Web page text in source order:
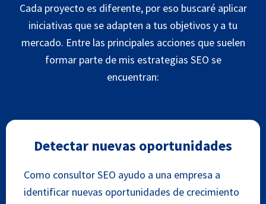
Cada proyecto es diferente, por eso buscaré aplicar
iniciativas que se adapten a tus objetivos y a tu
mercado. Entre las principales acciones que suelen
formar parte de mis estrategias SEO se
encuentran:
Detectar nuevas oportunidades
Como consultor SEO ayudo a una empresa a
identificar nuevas oportunidades de crecimiento